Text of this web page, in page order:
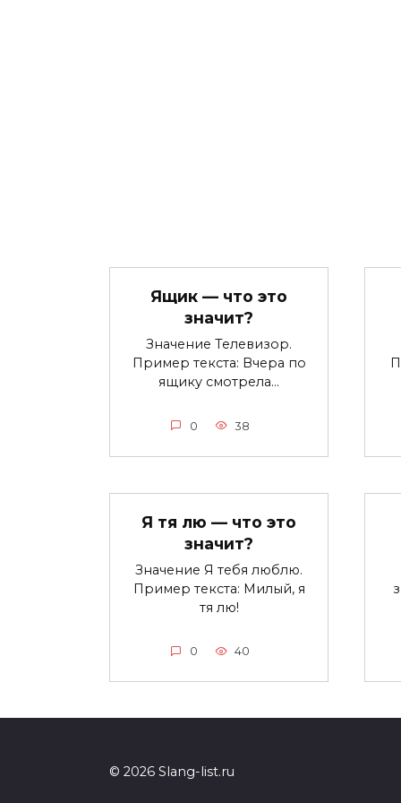
Ящик — что это
значит?
Значение Телевизор.
Пример текста: Вчера по
ящику смотрела…
0 38
Я тя лю — что это
значит?
Значение Я тебя люблю.
Пример текста: Милый, я
тя лю!
0 40
© 2026 Slang-list.ru